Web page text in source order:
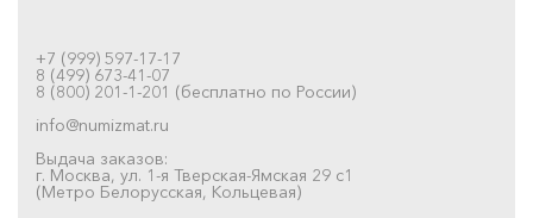
+7 (999) 597-17-17
8 (499) 673-41-07
8 (800) 201-1-201 (бесплатно по России)
info@numizmat.ru
Выдача заказов:
г. Москва, ул. 1-я Тверская-Ямская 29 с1
(Метро Белорусская, Кольцевая)